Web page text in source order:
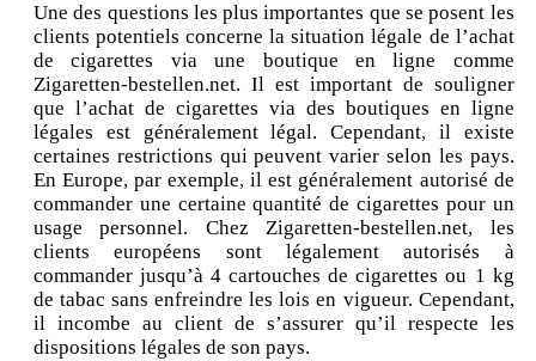
Une des questions les plus importantes que se posent les
clients potentiels concerne la situation légale de l’achat
de cigarettes via une boutique en ligne comme
Zigaretten-bestellen.net. Il est important de souligner
que l’achat de cigarettes via des boutiques en ligne
légales est généralement légal. Cependant, il existe
certaines restrictions qui peuvent varier selon les pays.
En Europe, par exemple, il est généralement autorisé de
commander une certaine quantité de cigarettes pour un
usage personnel. Chez Zigaretten-bestellen.net, les
clients européens sont légalement autorisés à
commander jusqu’à 4 cartouches de cigarettes ou 1 kg
de tabac sans enfreindre les lois en vigueur. Cependant,
il incombe au client de s’assurer qu’il respecte les
dispositions légales de son pays.